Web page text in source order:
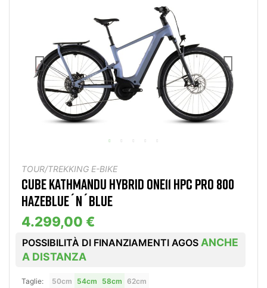
TOUR/TREKKING E-BIKE
CUBE KATHMANDU HYBRID ONE11 HPC PRO 800
HAZEBLUE´N´BLUE
4.299,00 €
POSSIBILITÀ DI FINANZIAMENTI AGOS ANCHE
A DISTANZA
Taglie: 50cm 54cm 58cm 62cm